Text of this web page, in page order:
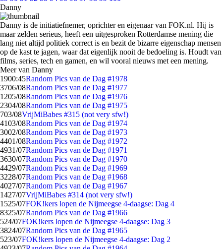
Danny
Danny is de initiatiefnemer, oprichter en eigenaar van FOK.nl. Hij is
maar zelden serieus, heeft een uitgesproken Rotterdamse mening die
lang niet altijd politiek correct is en bezit de bizarre eigenschap mensen
op de kast te jagen, waar dat eigenlijk nooit de bedoeling is. Houdt van
films, series, tech en gamen, en wil vooral nieuws met een mening.
Meer van Danny
1900:45Random Pics van de Dag #1978
3706/08Random Pics van de Dag #1977
1205/08Random Pics van de Dag #1976
2304/08Random Pics van de Dag #1975
703/08VrijMiBabes #315 (not very sfw!)
4103/08Random Pics van de Dag #1974
3002/08Random Pics van de Dag #1973
4401/08Random Pics van de Dag #1972
4931/07Random Pics van de Dag #1971
3630/07Random Pics van de Dag #1970
4429/07Random Pics van de Dag #1969
3228/07Random Pics van de Dag #1968
4027/07Random Pics van de Dag #1967
1427/07VrijMiBabes #314 (not very sfw!)
1525/07FOK!kers lopen de Nijmeegse 4-daagse: Dag 4
8325/07Random Pics van de Dag #1966
524/07FOK!kers lopen de Nijmeegse 4-daagse: Dag 3
3824/07Random Pics van de Dag #1965
523/07FOK!kers lopen de Nijmeegse 4-daagse: Dag 2